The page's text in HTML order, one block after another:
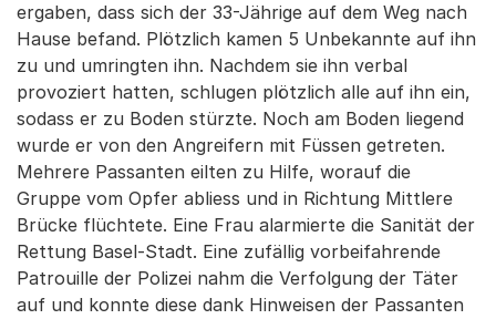
ergaben, dass sich der 33-Jährige auf dem Weg nach
Hause befand. Plötzlich kamen 5 Unbekannte auf ihn
zu und umringten ihn. Nachdem sie ihn verbal
provoziert hatten, schlugen plötzlich alle auf ihn ein,
sodass er zu Boden stürzte. Noch am Boden liegend
wurde er von den Angreifern mit Füssen getreten.
Mehrere Passanten eilten zu Hilfe, worauf die
Gruppe vom Opfer abliess und in Richtung Mittlere
Brücke flüchtete. Eine Frau alarmierte die Sanität der
Rettung Basel-Stadt. Eine zufällig vorbeifahrende
Patrouille der Polizei nahm die Verfolgung der Täter
auf und konnte diese dank Hinweisen der Passanten